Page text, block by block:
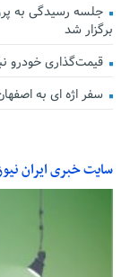
جلسه رسیدگی به
برگزار شد
قیمت‌گذاری خودرو
سفر اژه ای به
سایت خبری ایران